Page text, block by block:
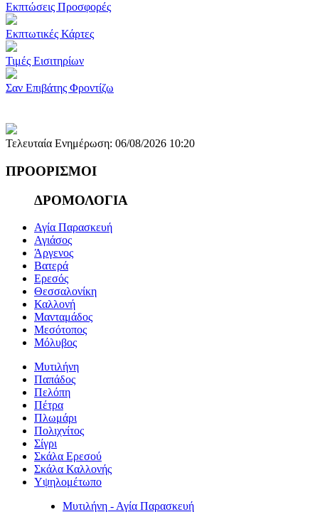
Εκπτώσεις Προσφορές
Εκπτωτικές Κάρτες
Τιμές Εισιτηρίων
Σαν Επιβάτης Φροντίζω
Τελευταία Ενημέρωση: 06/08/2026 10:20
ΠΡΟΟΡΙΣΜΟΙ
ΔΡΟΜΟΛΟΓΙΑ
Αγία Παρασκευή
Αγιάσος
Άργενος
Βατερά
Ερεσός
Θεσσαλονίκη
Καλλονή
Μανταμάδος
Μεσότοπος
Μόλυβος
Μυτιλήνη
Παπάδος
Πελόπη
Πέτρα
Πλωμάρι
Πολιχνίτος
Σίγρι
Σκάλα Ερεσού
Σκάλα Καλλονής
Υψηλομέτωπο
Μυτιλήνη - Αγία Παρασκευή